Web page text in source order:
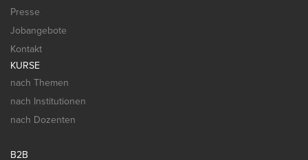
Presse
Jobangebote
Kontakt
KURSE
nach Themen
nach Institutionen
nach Dozenten
B2B